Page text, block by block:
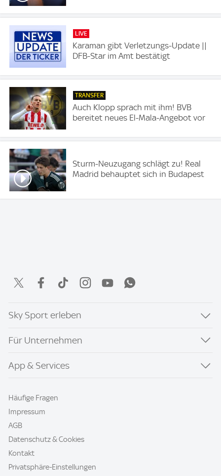
LIVE
Karaman gibt Verletzungs-Update ||
DFB-Star im Amt bestätigt
TRANSFER
Auch Klopp sprach mit ihm! BVB
bereitet neues El-Mala-Angebot vor
Sturm-Neuzugang schlägt zu! Real
Madrid behauptet sich in Budapest
Sky Sport erleben
Für Unternehmen
App & Services
Häufige Fragen
Impressum
AGB
Datenschutz & Cookies
Kontakt
Privatsphäre-Einstellungen